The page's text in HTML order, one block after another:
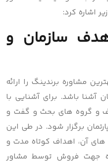
اشاره کرد:
سازمان و
مشاوره برندینگ را ارائه
آشنا باشد. برای آشنایی با
و گروه های بحث و گفت و
برگزار شود. در طی این
های آن، اهداف کوتاه مدت و
جهت فروش توسط مشاور